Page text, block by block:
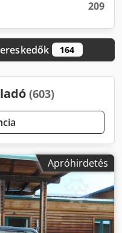
209
164
(603)
Apróhirdetés